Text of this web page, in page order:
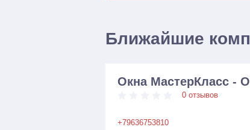
Ближайшие
Окна МастерКласс -
0 отзывов
+79636753810